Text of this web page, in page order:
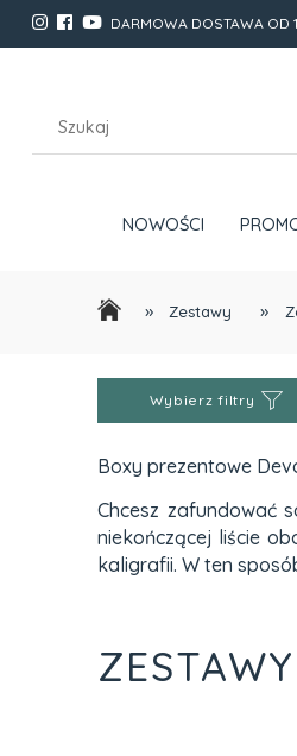
DARMOWA DOSTAWA OD
NOWOŚCI
» Zestawy »
Wybierz filtry
Boxy prezentowe
Chcesz zafundować
niekończącej liście
kaligrafii. W ten